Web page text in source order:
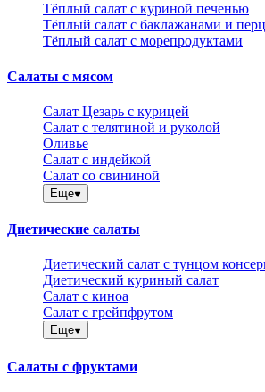
Тёплый салат с куриной печенью
Тёплый салат с баклажанами и
Тёплый салат с морепродуктами
Салаты с мясом
Салат Цезарь с курицей
Салат с телятиной и руколой
Оливье
Салат с индейкой
Салат со свининой
Еще
Диетические салаты
Диетический салат с тунцом
Диетический куриный салат
Салат с киноа
Салат с грейпфрутом
Еще
Салаты с фруктами